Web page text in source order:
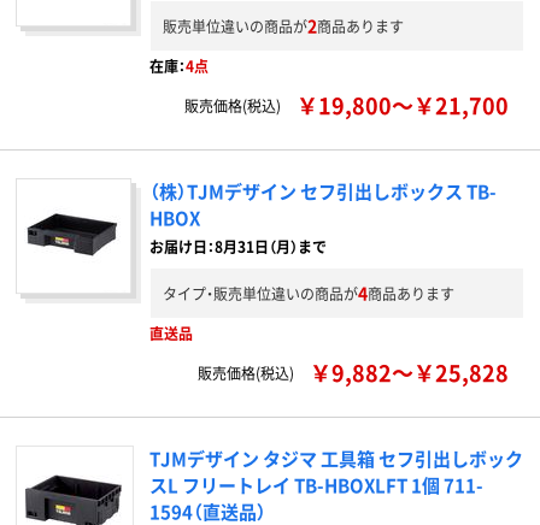
販売単位違いの商品が2商品あります
在庫：4点
販売価格(税込)
￥19,800～￥21,700
（株）TJMデザイン セフ引出しボックス TB-
HBOX
お届け日：8月31日（月）まで
タイプ・販売単位違いの商品が4商品あります
直送品
販売価格(税込)
￥9,882～￥25,828
TJMデザイン タジマ 工具箱 セフ引出しボック
スL フリートレイ TB-HBOXLFT 1個 711-
1594（直送品）